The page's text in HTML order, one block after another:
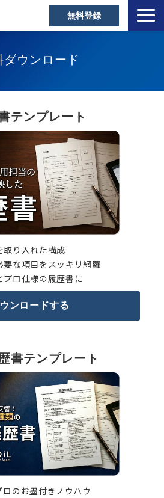
無料登録
リアアドバイザー
ミナー・メディア
お役立ち資料
よくあるご質問
ダウンロード
テンプレート
取り入れた構成
要な項目をスッキリ網羅
プロ仕様の履歴書に
ンロードする
書テンプレート
のお墨付きノウハウ